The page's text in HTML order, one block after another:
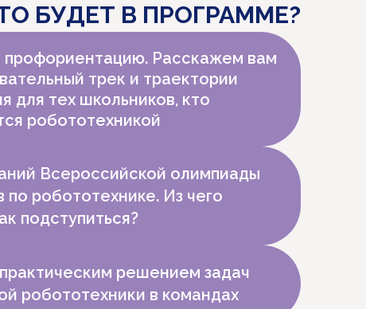
БУДЕТ В ПРОГРАММЕ?
профориентацию. Расскажем вам
трек и траектории
для тех школьников, кто
робототехникой
Всероссийской олимпиады
по робототехнике. Из чего
подступиться?
решением задач
робототехники в командах